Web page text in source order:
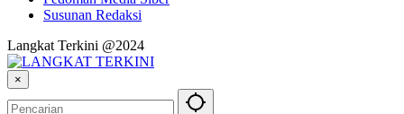
Susunan Redaksi
Langkat Terkini @2024
×